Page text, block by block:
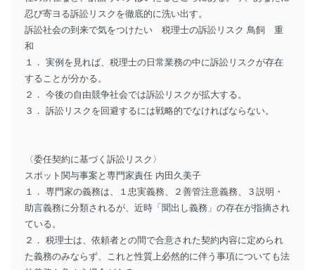
忍び寄ヨる訴訟リスクを徹底的に洗い出す。
訴訟社会の到来で気をつけたい 税理士の訴訟リスク 鳥飼 重
和
１． 実例を見れば、税理士の日常業務の中に訴訟リスクが存在
することが分かる。
２． 今後の自由競争社会では訴訟リスクが拡大する。
３． 訴訟リスクを回避するには戦略的でなければならない。
〈委任契約に基づく訴訟リスク〉
スポット関与事案と専門家責任 内田久美子
１． 専門家の義務は、１忠実義務、２善管注意義務、３説明・
助言義務に分類されるが、近時「聞出し義務」の存在が指摘され
ている。
２． 税理士は、依頼者との間で合意された契約内容に定められ
た義務のみならず、これと性質上必然的に伴う事項についても法